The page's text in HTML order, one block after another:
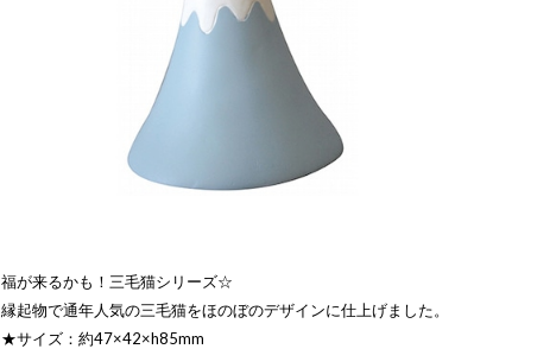
福が来るかも！三毛猫シリーズ☆
縁起物で通年人気の三毛猫をほのぼのデザインに仕上げました。
★サイズ：約47×42×h85mm